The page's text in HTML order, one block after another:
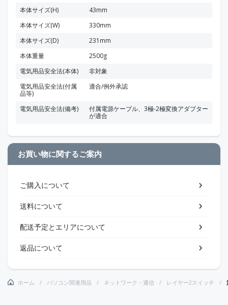
本体サイズ(H)
43mm
本体サイズ(W)
330mm
本体サイズ(D)
231mm
本体重量
2500g
電気用品安全法(本体)
非対象
電気用品安全法(付属
品等)
適合/例外承認
電気用品安全法(備考)
付属電源ケーブル、3極-2極変換アダプター
が適合
お買い物に関するご案内
ご購入について
送料について
配送予定とエリアについて
返品について
ホーム パソコン関連用品 ネットワーク・通信 レイヤー2スイッチ